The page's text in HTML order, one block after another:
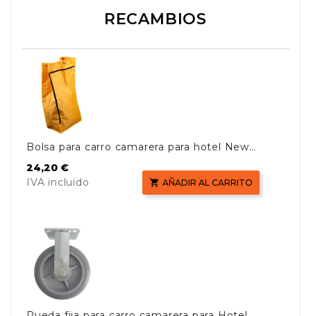
RECAMBIOS
Bolsa para carro camarera para hotel New
Cart
Precio
24,20 €
IVA incluido
 AÑADIR AL CARRITO